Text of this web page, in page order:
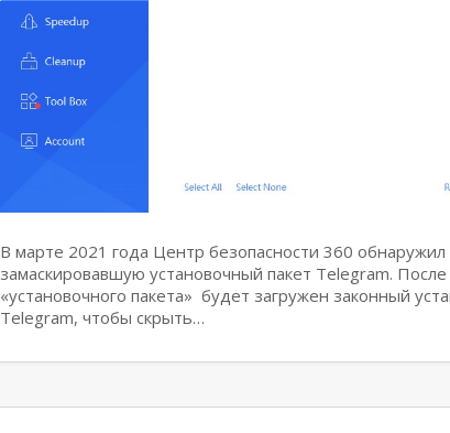
В марте 2021 года Центр безопасности 360 обнаружил
замаскировавшую установочный пакет Telegram.
«установочного пакета» будет загружен законный
Telegram, чтобы скрыть…